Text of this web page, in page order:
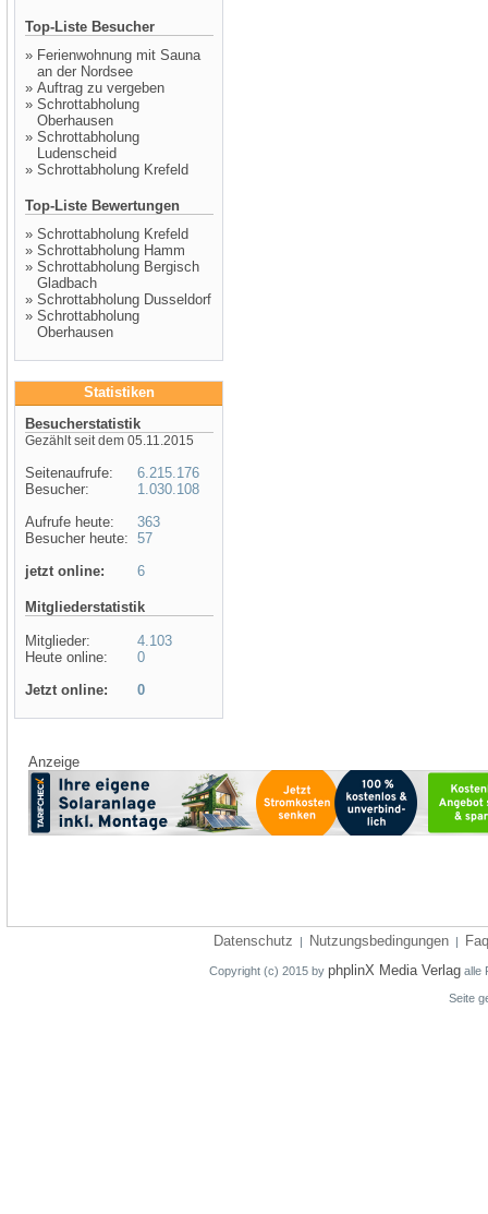
Top-Liste Besucher
» Ferienwohnung mit Sauna
an der Nordsee
» Auftrag zu vergeben
» Schrottabholung
Oberhausen
» Schrottabholung
Ludenscheid
» Schrottabholung Krefeld
Top-Liste Bewertungen
» Schrottabholung Krefeld
» Schrottabholung Hamm
» Schrottabholung Bergisch
Gladbach
» Schrottabholung Dusseldorf
» Schrottabholung
Oberhausen
Statistiken
Besucherstatistik
Gezählt seit dem 05.11.2015
Seitenaufrufe:
Besucher:
Aufrufe heute:
Besucher heute:
jetzt online:
6.215.176
1.030.108
363
57
6
Mitgliederstatistik
Mitglieder:
Heute online:
4.103
0
Jetzt online:
0
Anzeige
Datenschutz | Nutzungsbedingungen | Faq
Copyright (c) 2015 by phplinX Media Verlag alle
Seite